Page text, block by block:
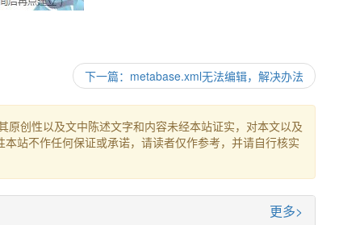
下一篇：metabase.xml无法编辑，解决办法
原创性以及文中陈述文字和内容未经本站证实，对本文以及
站不作任何保证或承诺，请读者仅作参考，并请自行核实
更多>